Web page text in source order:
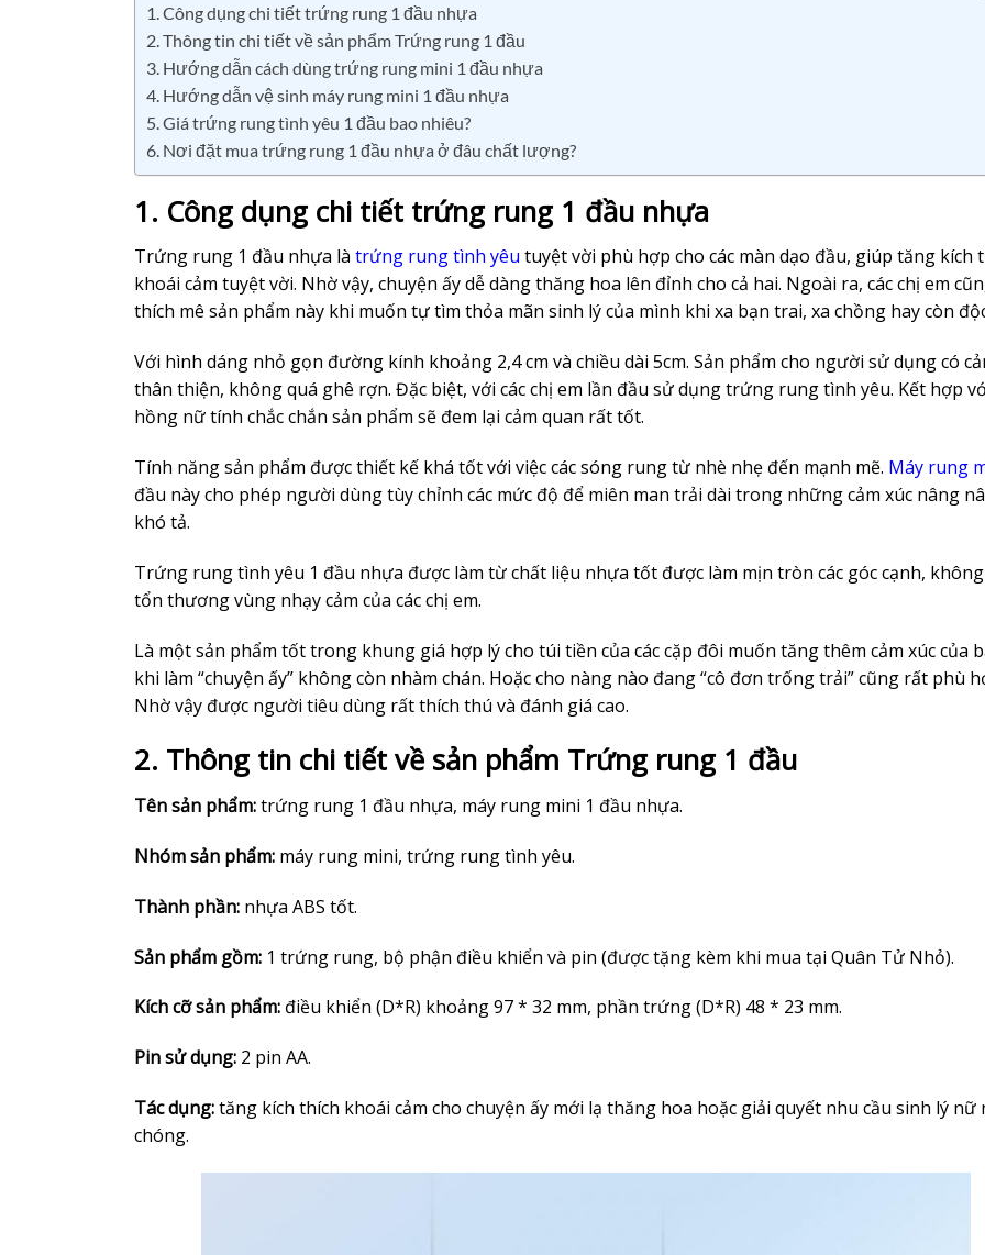
1. Công dụng chi tiết trứng rung 1 đầu nhựa
2. Thông tin chi tiết về sản phẩm Trứng rung 1 đầu
3. Hướng dẫn cách dùng trứng rung mini 1 đầu nhựa
4. Hướng dẫn vệ sinh máy rung mini 1 đầu nhựa
5. Giá trứng rung tình yêu 1 đầu bao nhiêu?
6. Nơi đặt mua trứng rung 1 đầu nhựa ở đâu chất lượng?
1. Công dụng chi tiết trứng rung 1 đầu nhựa
Trứng rung 1 đầu nhựa là trứng rung tình yêu tuyệt vời phù hợp cho các màn dạo đầu, giúp tăng kích
khoái cảm tuyệt vời. Nhờ vậy, chuyện ấy dễ dàng thăng hoa lên đỉnh cho cả hai. Ngoài ra, các chị em
thích mê sản phẩm này khi muốn tự tìm thỏa mãn sinh lý của mình khi xa bạn trai, xa chồng hay còn
Với hình dáng nhỏ gọn đường kính khoảng 2,4 cm và chiều dài 5cm. Sản phẩm cho người sử dụng có
thân thiện, không quá ghê rợn. Đặc biệt, với các chị em lần đầu sử dụng trứng rung tình yêu. Kết hợp
hồng nữ tính chắc chắn sản phẩm sẽ đem lại cảm quan rất tốt.
Tính năng sản phẩm được thiết kế khá tốt với việc các sóng rung từ nhè nhẹ đến mạnh mẽ. Máy rung
đầu này cho phép người dùng tùy chỉnh các mức độ để miên man trải dài trong những cảm xúc nâng
khó tả.
Trứng rung tình yêu 1 đầu nhựa được làm từ chất liệu nhựa tốt được làm mịn tròn các góc cạnh,
tổn thương vùng nhạy cảm của các chị em.
Là một sản phẩm tốt trong khung giá hợp lý cho túi tiền của các cặp đôi muốn tăng thêm cảm xúc của
khi làm “chuyện ấy” không còn nhàm chán. Hoặc cho nàng nào đang “cô đơn trống trải” cũng rất phù
Nhờ vậy được người tiêu dùng rất thích thú và đánh giá cao.
2. Thông tin chi tiết về sản phẩm Trứng rung 1 đầu
Tên sản phẩm:trứng rung 1 đầu nhựa, máy rung mini 1 đầu nhựa.
Nhóm sản phẩm: máy rung mini, trứng rung tình yêu.
Thành phần: nhựa ABS tốt.
Sản phẩm gồm: 1 trứng rung, bộ phận điều khiển và pin (được tặng kèm khi mua tại Quân Tử Nhỏ).
Kích cỡ sản phẩm: điều khiển (D*R) khoảng 97 * 32 mm, phần trứng (D*R) 48 * 23 mm.
Pin sử dụng: 2 pin AA.
Tác dụng:tăng kích thích khoái cảm cho chuyện ấy mới lạ thăng hoa hoặc giải quyết nhu cầu sinh lý nữ
chóng.